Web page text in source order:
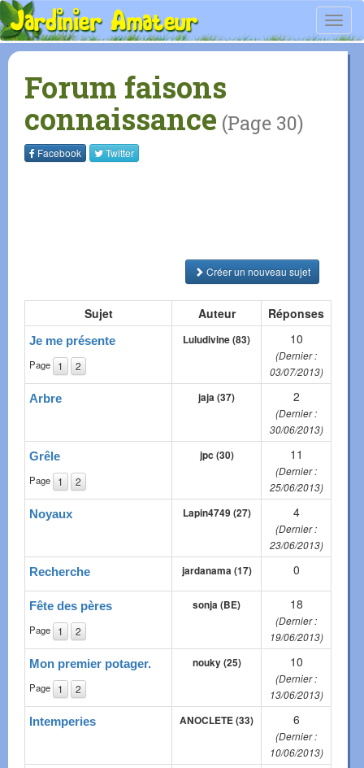
Forum faisons
connaissance (Page 30)
Facebook Twitter
Créer un nouveau sujet
Sujet Auteur Réponses
Je me présente
Page 1 2
Luludivine (83) 10
(Dernier :
03/07/2013)
Arbre jaja (37) 2
(Dernier :
30/06/2013)
Grêle
Page 1 2
jpc (30) 11
(Dernier :
25/06/2013)
Noyaux Lapin4749 (27) 4
(Dernier :
23/06/2013)
Recherche jardanama (17) 0
Fête des pères
Page 1 2
sonja (BE) 18
(Dernier :
19/06/2013)
Mon premier potager.
Page 1 2
nouky (25) 10
(Dernier :
13/06/2013)
Intemperies ANOCLETE (33) 6
(Dernier :
10/06/2013)